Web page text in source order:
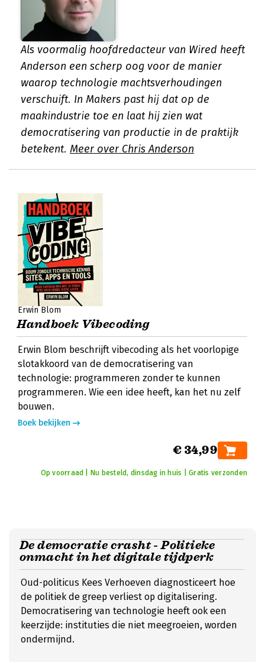
Als voormalig hoofdredacteur van Wired heeft
Anderson een scherp oog voor de manier
waarop technologie machtsverhoudingen
verschuift. In Makers past hij dat op de
maakindustrie toe en laat hij zien wat
democratisering van productie in de praktijk
betekent. Meer over Chris Anderson
Erwin Blom
Handboek Vibecoding
Erwin Blom beschrijft vibecoding als het voorlopige
slotakkoord van de democratisering van
technologie: programmeren zonder te kunnen
programmeren. Wie een idee heeft, kan het nu zelf
bouwen.
Boek bekijken
€ 34,99
Op voorraad | Nu besteld, dinsdag in huis | Gratis verzonden
De democratie crasht - Politieke
onmacht in het digitale tijdperk
Oud-politicus Kees Verhoeven diagnosticeert hoe
de politiek de greep verliest op digitalisering.
Democratisering van technologie heeft ook een
keerzijde: instituties die niet meegroeien, worden
ondermijnd.